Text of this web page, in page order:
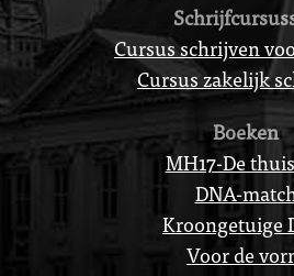
Cursus schrijven
Cursus zakelijk
Boeken
MH17-De
DNA-
Kroongetuige
Voor de